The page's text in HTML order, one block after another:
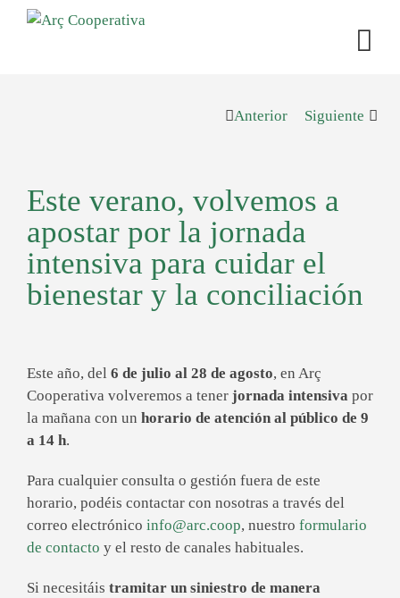
Anterior Siguiente
Este verano, volvemos a
apostar por la jornada
intensiva para cuidar el
bienestar y la conciliación
Este año, del 6 de julio al 28 de agosto, en Arç
Cooperativa volveremos a tener jornada intensiva por
la mañana con un horario de atención al público de 9
a 14 h.
Para cualquier consulta o gestión fuera de este
horario, podéis contactar con nosotras a través del
correo electrónico info@arc.coop, nuestro formulario
de contacto y el resto de canales habituales.
Si necesitáis tramitar un siniestro de manera